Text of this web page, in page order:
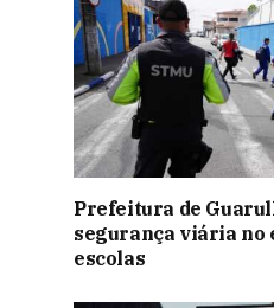
Prefeitura de
segurança viária no
escolas